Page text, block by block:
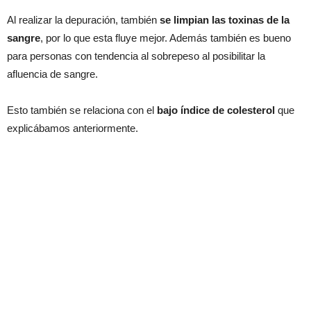
Al realizar la depuración, también se limpian las toxinas de la
sangre, por lo que esta fluye mejor. Además también es bueno
para personas con tendencia al sobrepeso al posibilitar la
afluencia de sangre.
Esto también se relaciona con el bajo índice de colesterol que
explicábamos anteriormente.